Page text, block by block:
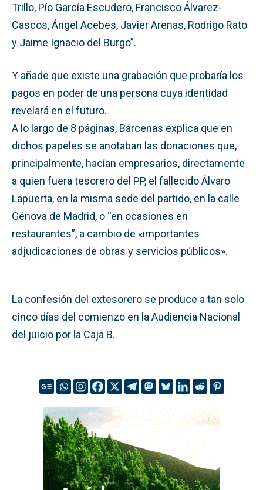
Trillo, Pío García Escudero, Francisco Álvarez-
Cascos, Ángel Acebes, Javier Arenas, Rodrigo Rato
y Jaime Ignacio del Burgo”.
Y añade que existe una grabación que probaría los
pagos en poder de una persona cuya identidad
revelará en el futuro.
A lo largo de 8 páginas, Bárcenas explica que en
dichos papeles se anotaban las donaciones que,
principalmente, hacían empresarios, directamente
a quien fuera tesorero del PP, el fallecido Álvaro
Lapuerta, en la misma sede del partido, en la calle
Génova de Madrid, o “en ocasiones en
restaurantes”, a cambio de «importantes
adjudicaciones de obras y servicios públicos».
La confesión del extesorero se produce a tan solo
cinco días del comienzo en la Audiencia Nacional
del juicio por la Caja B.